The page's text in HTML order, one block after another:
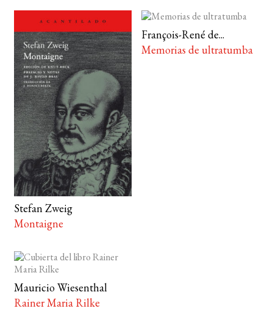
Stefan Zweig
Montaigne
François-René de...
Memorias de ultratumba
Mauricio Wiesenthal
Rainer Maria Rilke